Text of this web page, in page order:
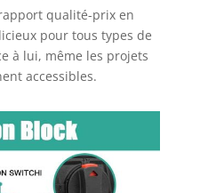
qualité-prix en
pour tous types de
à lui, même les projets
accessibles.